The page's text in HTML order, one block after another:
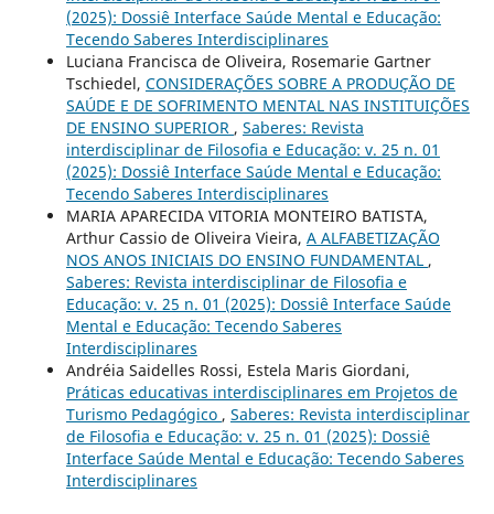
(2025): Dossiê Interface Saúde Mental e Educação:
Tecendo Saberes Interdisciplinares
Luciana Francisca de Oliveira, Rosemarie Gartner
Tschiedel, CONSIDERAÇÕES SOBRE A PRODUÇÃO DE
SAÚDE E DE SOFRIMENTO MENTAL NAS INSTITUIÇÕES
DE ENSINO SUPERIOR , Saberes: Revista
interdisciplinar de Filosofia e Educação: v. 25 n. 01
(2025): Dossiê Interface Saúde Mental e Educação:
Tecendo Saberes Interdisciplinares
MARIA APARECIDA VITORIA MONTEIRO BATISTA,
Arthur Cassio de Oliveira Vieira, A ALFABETIZAÇÃO
NOS ANOS INICIAIS DO ENSINO FUNDAMENTAL ,
Saberes: Revista interdisciplinar de Filosofia e
Educação: v. 25 n. 01 (2025): Dossiê Interface Saúde
Mental e Educação: Tecendo Saberes
Interdisciplinares
Andréia Saidelles Rossi, Estela Maris Giordani,
Práticas educativas interdisciplinares em Projetos de
Turismo Pedagógico , Saberes: Revista interdisciplinar
de Filosofia e Educação: v. 25 n. 01 (2025): Dossiê
Interface Saúde Mental e Educação: Tecendo Saberes
Interdisciplinares